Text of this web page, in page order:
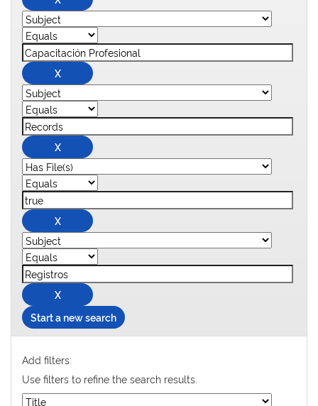
Start a new search
Add filters:
Use filters to refine the search results.